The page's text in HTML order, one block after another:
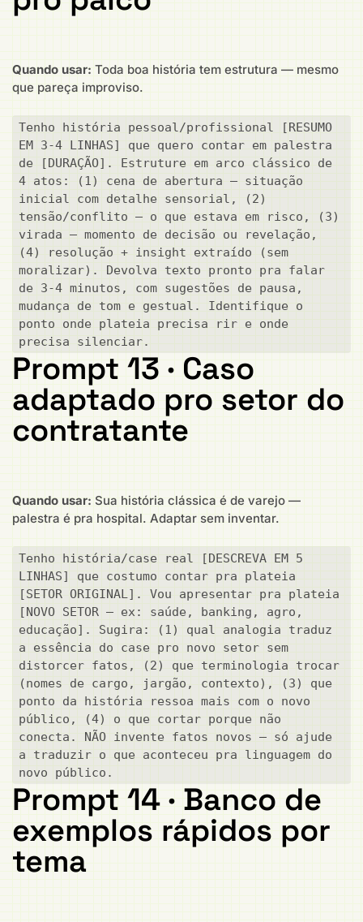
Quando usar: Toda boa história tem estrutura — mesmo
que pareça improviso.
Tenho história pessoal/profissional [RESUMO
EM 3-4 LINHAS] que quero contar em palestra
de [DURAÇÃO]. Estruture em arco clássico de
4 atos: (1) cena de abertura — situação
inicial com detalhe sensorial, (2)
tensão/conflito — o que estava em risco, (3)
virada — momento de decisão ou revelação,
(4) resolução + insight extraído (sem
moralizar). Devolva texto pronto pra falar
de 3-4 minutos, com sugestões de pausa,
mudança de tom e gestual. Identifique o
ponto onde plateia precisa rir e onde
precisa silenciar.
Prompt 13 · Caso
adaptado pro setor do
contratante
Quando usar: Sua história clássica é de varejo —
palestra é pra hospital. Adaptar sem inventar.
Tenho história/case real [DESCREVA EM 5
LINHAS] que costumo contar pra plateia
[SETOR ORIGINAL]. Vou apresentar pra plateia
[NOVO SETOR — ex: saúde, banking, agro,
educação]. Sugira: (1) qual analogia traduz
a essência do case pro novo setor sem
distorcer fatos, (2) que terminologia trocar
(nomes de cargo, jargão, contexto), (3) que
ponto da história ressoa mais com o novo
público, (4) o que cortar porque não
conecta. NÃO invente fatos novos — só ajude
a traduzir o que aconteceu pra linguagem do
novo público.
Prompt 14 · Banco de
exemplos rápidos por
tema